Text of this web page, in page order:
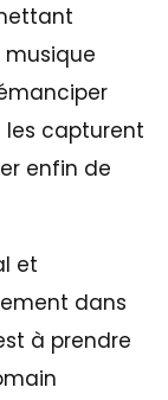
les capturent
enfin de
et
dans
à prendre